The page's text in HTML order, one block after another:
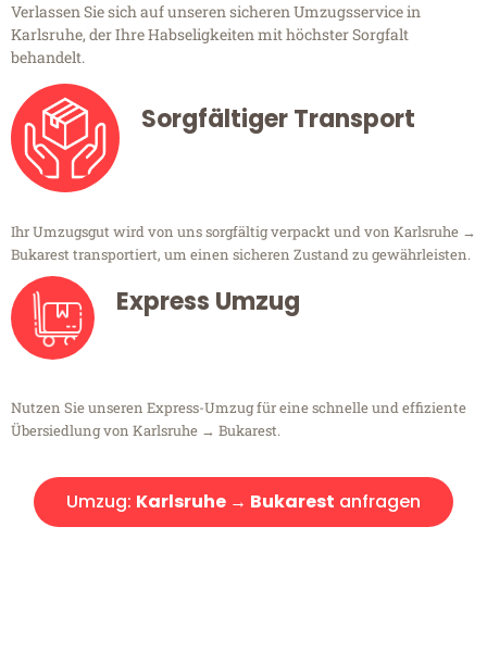
Verlassen Sie sich auf unseren sicheren Umzugsservice in
Karlsruhe, der Ihre Habseligkeiten mit höchster Sorgfalt
behandelt.
Sorgfältiger Transport
Ihr Umzugsgut wird von uns sorgfältig verpackt und von Karlsruhe →
Bukarest transportiert, um einen sicheren Zustand zu gewährleisten.
Express Umzug
Nutzen Sie unseren Express-Umzug für eine schnelle und effiziente
Übersiedlung von Karlsruhe → Bukarest.
Umzug: Karlsruhe → Bukarest anfragen